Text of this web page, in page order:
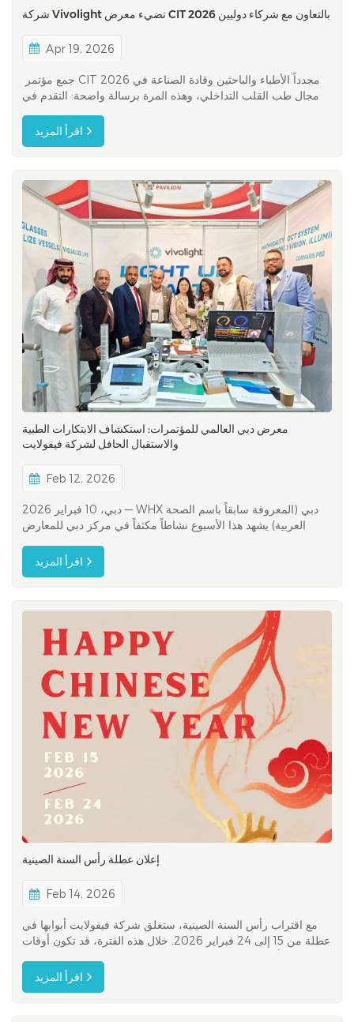
شركة Vivolight تضيء معرض CIT 2026 بالتعاون مع شركاء دوليين
Apr 19, 2026
مجال طب القلب التداخلي، وهذه المرة برسالة واضحة: التقدم في
التداخلي تأثيراً في منطقة آسيا والمحيط الهادئ، لطالما كان مؤتمر
اقرأ المزيد
معرض دبي العالمي للمؤتمرات: استكشاف الابتكارات الطبية
والاستقبال الحافل لشركة فيفولايت
Feb 12, 2026
دبي، 10 فبراير 2026 — WHX دبي (المعروفة سابقاً باسم الصحة
العربية) يشهد هذا الأسبوع نشاطاً مكثفاً في مركز دبي للمعارض
والأطباء، وشركاء الصناعة من جميع أنحاء المنطقة وخارجها. ويُشعر
زوار المعرض وكأنهم يشاهدون عن كثب تطورات الرعاية الصحية، من
اقرأ المزيد
إعلان عطلة رأس السنة الصينية
Feb 14, 2026
مع اقتراب رأس السنة الصينية، ستغلق شركة فيفولايت أبوابها في
عطلة من 15 إلى 24 فبراير 2026. خلال هذه الفترة، قد تكون أوقات
فيفولايت، لطالما كانت مهمتنا دعم المتخصصين في الرعاية الصحية
اقرأ المزيد